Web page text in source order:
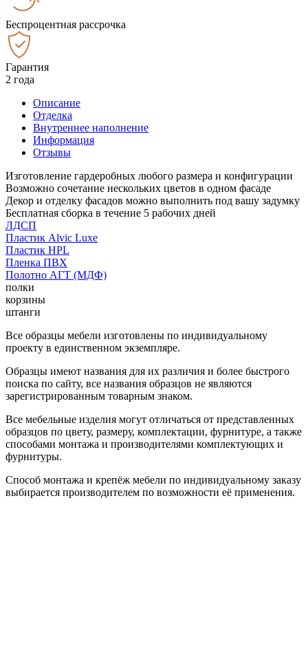
Беспроцентная рассрочка
Гарантия
2 года
Описание
Отделка
Внутреннее наполнение
Информация
Отзывы
Изготовление гардеробных любого размера и конфигурации
Возможно сочетание нескольких цветов в одном фасаде
Декор и отделку фасадов можно выполнить под вашу задумку
Бесплатная сборка в течение 5 рабочих дней
ЛДСП
Пластик Alvic Luxe
Пластик HPL
Пленка ПВХ
Полотно АГТ (МДФ)
полки
корзины
штанги
Все образцы мебели изготовлены по индивидуальному
проекту в единственном экземпляре.
Образцы имеют названия для их различия и более быстрого
поиска по сайту, все названия образцов не являются
зарегистрированным товарным знаком.
Все мебельные изделия могут отличаться от представленных
образцов по цвету, размеру, комплектации, фурнитуре, а также
способами монтажа и производителями комплектующих и
фурнитуры.
Способ монтажа и крепёж мебели по индивидуальному заказу
выбирается производителем по возможности её применения.